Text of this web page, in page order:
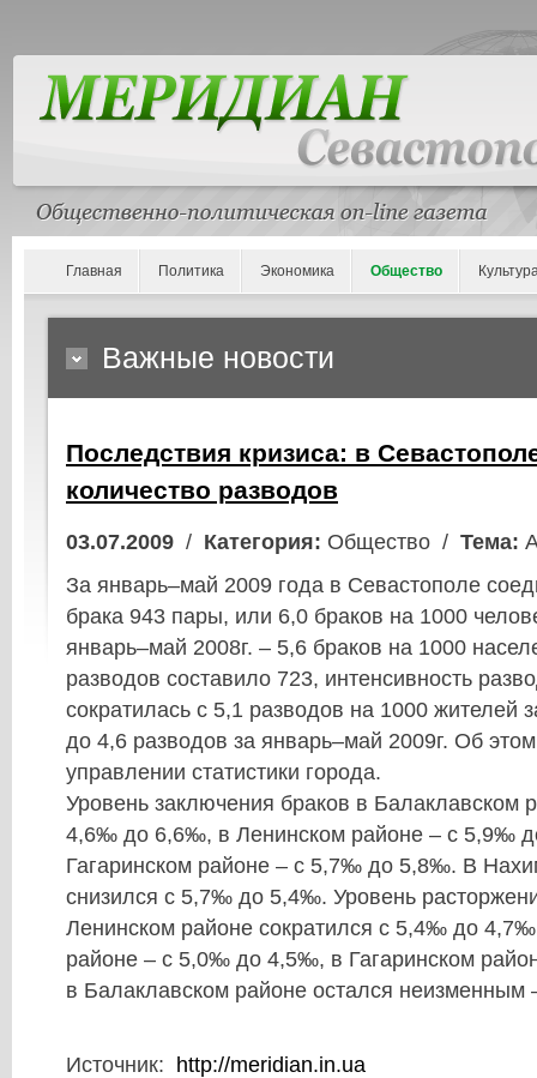
Главная Политика Экономика Общество
Важные новости
Последствия кризиса: в
количество разводов
03.07.2009 / Категория: Общество / Тема:
За январь–май 2009 года в Севастополе
брака 943 пары, или 6,0 браков на 1000
январь–май 2008г. – 5,6 браков на 1000
разводов составило 723, интенсивность
сократилась с 5,1 разводов на 1000 жителей
до 4,6 разводов за январь–май 2009г. Об
управлении статистики города.
Уровень заключения браков в Балаклавском
4,6‰ до 6,6‰, в Ленинском районе – с 5,9‰
Гагаринском районе – с 5,7‰ до 5,8‰. В
снизился с 5,7‰ до 5,4‰. Уровень
Ленинском районе сократился с 5,4‰ до
районе – с 5,0‰ до 4,5‰, в Гагаринском
в Балаклавском районе остался
Источник: http://meridian.in.ua